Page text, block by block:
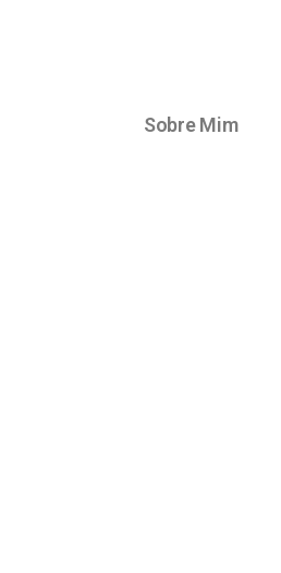
Sobre Mim